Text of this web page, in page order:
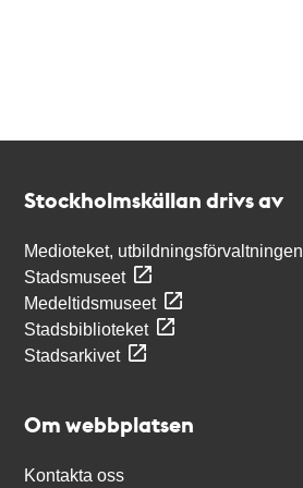
Stockholmskällan drivs av
Medioteket, utbildningsförvaltningen
Stadsmuseet
Medeltidsmuseet
Stadsbiblioteket
Stadsarkivet
Om webbplatsen
Kontakta oss